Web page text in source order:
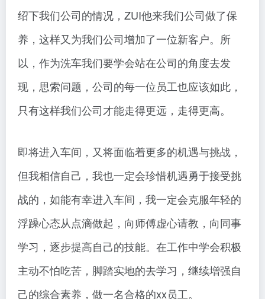
绍下我们公司的情况，ZUI他来我们公司做了保
养，这样又为我们公司增加了一位新客户。所
以，作为洗车我们要学会站在公司的角度去发
现，思索问题，公司的每一位员工也应该如此，
只有这样我们公司才能走得更远，走得更高。
即将进入车间，又将面临着更多的机遇与挑战，
但我相信自己，我也一定会珍惜机遇勇于接受挑
战的，如能有幸进入车间，我一定会克服年轻的
浮躁心态从点滴做起，向师傅虚心请教，向同事
学习，逐步提高自己的技能。在工作中学会积极
主动不怕吃苦，脚踏实地的去学习，继续增强自
己的综合素养，做一名合格的xx员工。